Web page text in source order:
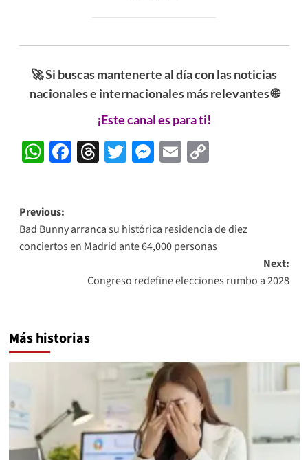
🚀 Si buscas mantenerte al día con las noticias
nacionales e internacionales más relevantes 🌐
¡Este canal es para ti!
WhatsApp
Facebook
Threads
Twitter
Messenger
EmailCopy
Post
navigation
Previous:
Bad Bunny arranca su histórica residencia de diez
conciertos en Madrid ante 64,000 personas
Next:
Congreso redefine elecciones rumbo a 2028
Más historias